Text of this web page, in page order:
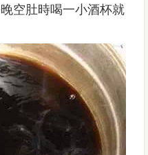
空肚時喝一小酒杯就